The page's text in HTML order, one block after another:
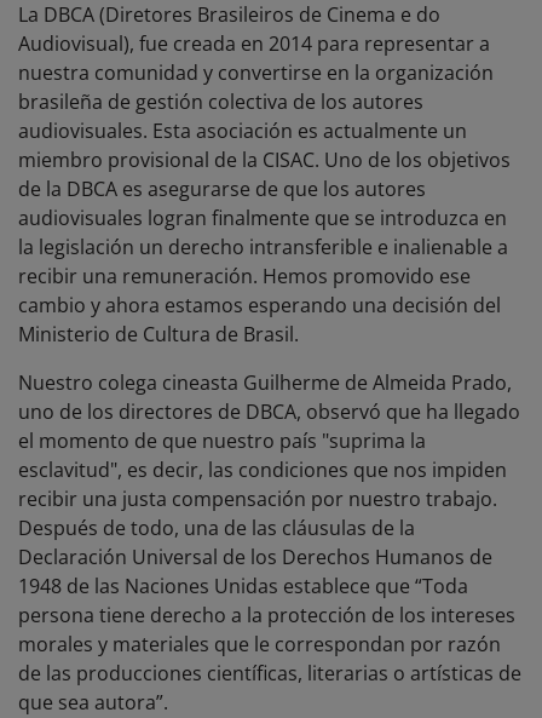
La DBCA (Diretores Brasileiros de Cinema e do
Audiovisual), fue creada en 2014 para representar a
nuestra comunidad y convertirse en la organización
brasileña de gestión colectiva de los autores
audiovisuales. Esta asociación es actualmente un
miembro provisional de la CISAC. Uno de los objetivos
de la DBCA es asegurarse de que los autores
audiovisuales logran finalmente que se introduzca en
la legislación un derecho intransferible e inalienable a
recibir una remuneración. Hemos promovido ese
cambio y ahora estamos esperando una decisión del
Ministerio de Cultura de Brasil.
Nuestro colega cineasta Guilherme de Almeida Prado,
uno de los directores de DBCA, observó que ha llegado
el momento de que nuestro país "suprima la
esclavitud", es decir, las condiciones que nos impiden
recibir una justa compensación por nuestro trabajo.
Después de todo, una de las cláusulas de la
Declaración Universal de los Derechos Humanos de
1948 de las Naciones Unidas establece que “Toda
persona tiene derecho a la protección de los intereses
morales y materiales que le correspondan por razón
de las producciones científicas, literarias o artísticas de
que sea autora”.